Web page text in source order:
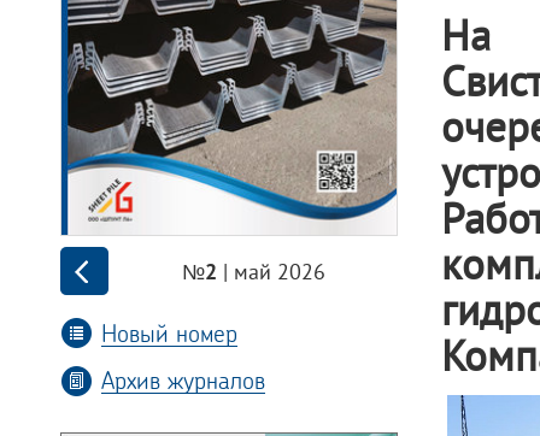
№2 | май 2026
Новый номер
Архив журналов
На